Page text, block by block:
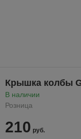
Крышка колбы
В наличии
Розница
210 руб.